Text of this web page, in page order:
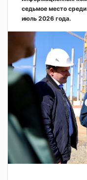
седьмое место
июль 2026 года.